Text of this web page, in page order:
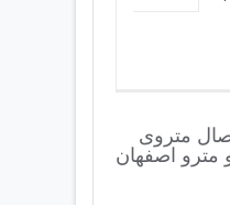
متروی
مترو اصفهان